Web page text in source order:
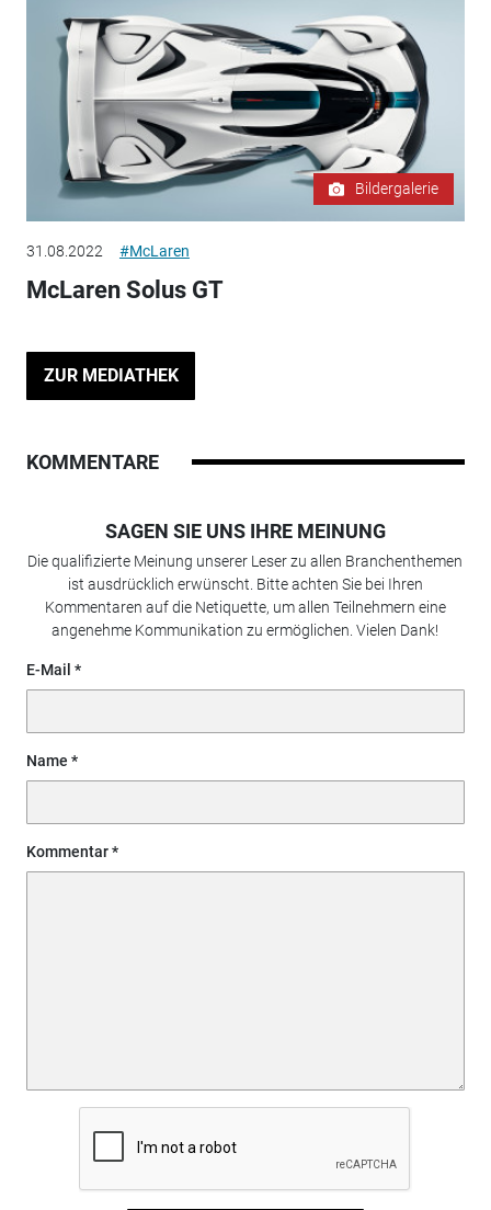
Bildergalerie
31.08.2022 #McLaren
McLaren Solus GT
ZUR MEDIATHEK
KOMMENTARE
SAGEN SIE UNS IHRE MEINUNG
Die qualifizierte Meinung unserer Leser zu allen Branchenthemen
ist ausdrücklich erwünscht. Bitte achten Sie bei Ihren
Kommentaren auf die Netiquette, um allen Teilnehmern eine
angenehme Kommunikation zu ermöglichen. Vielen Dank!
E-Mail
Name
Kommentar